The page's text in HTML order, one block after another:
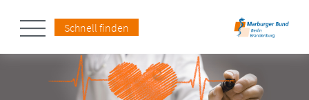
Schnell finden